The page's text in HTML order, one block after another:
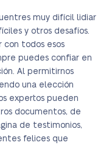
muy difícil lidiar
y otros desafíos.
con todos esos
puedes confiar en
Al permitirnos
una elección
expertos pueden
documentos, de
de testimonios,
felices que